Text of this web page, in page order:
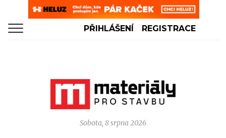
PŘIHLÁŠENÍ REGISTRACE
Sobota, 8 srpna 2026